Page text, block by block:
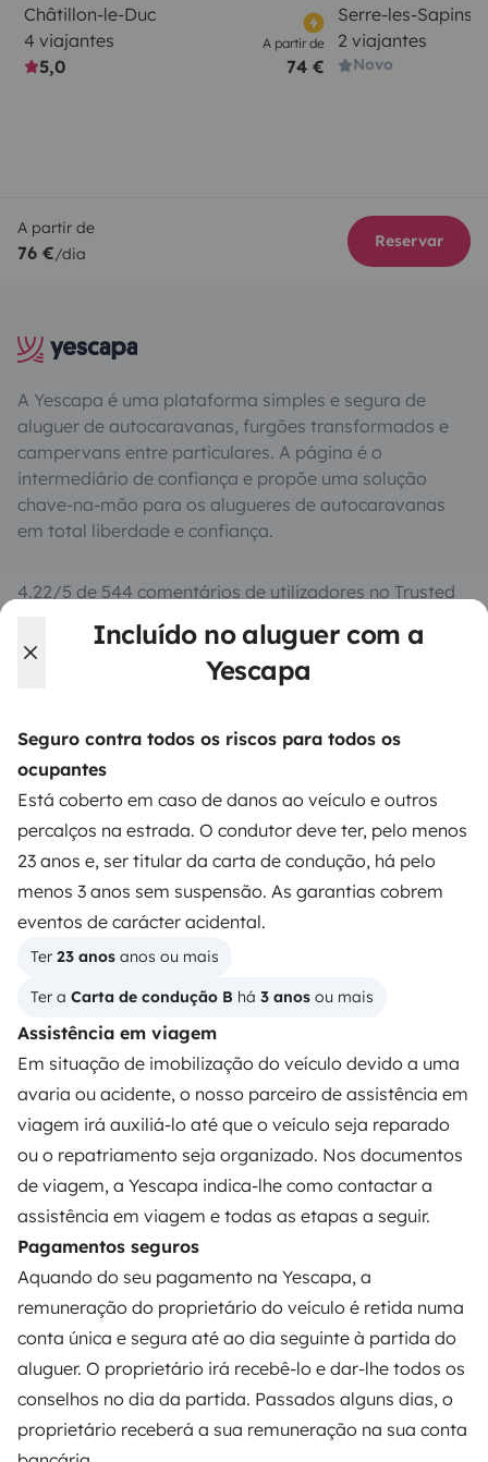
Incluído no aluguer com a
Yescapa
Seguro contra todos os riscos para todos os
ocupantes
Está coberto em caso de danos ao veículo e outros
percalços na estrada. O condutor deve ter, pelo menos
23 anos e, ser titular da carta de condução, há pelo
menos 3 anos sem suspensão. As garantias cobrem
eventos de carácter acidental.
Ter 23 anos anos ou mais
Ter a Carta de condução B há 3 anos ou mais
Assistência em viagem
Em situação de imobilização do veículo devido a uma
avaria ou acidente, o nosso parceiro de assistência em
viagem irá auxiliá-lo até que o veículo seja reparado
ou o repatriamento seja organizado. Nos documentos
de viagem, a Yescapa indica-lhe como contactar a
assistência em viagem e todas as etapas a seguir.
Pagamentos seguros
Aquando do seu pagamento na Yescapa, a
remuneração do proprietário do veículo é retida numa
conta única e segura até ao dia seguinte à partida do
aluguer. O proprietário irá recebê-lo e dar-lhe todos os
conselhos no dia da partida. Passados alguns dias, o
proprietário receberá a sua remuneração na sua conta
Châtillon-le-Duc
4 viajantes
5,0
A partir de
74 €
Serre-les-Sapins
2 viajantes
Novo
A partir de
76 €/dia
Reservar
A Yescapa é uma plataforma simples e segura de
aluguer de autocaravanas, furgões transformados e
campervans entre particulares. A página é o
intermediário de confiança e propõe uma solução
chave-na-mão para os alugueres de autocaravanas
em total liberdade e confiança.
4.22/5 de 544 comentários de utilizadores no Trusted
Facebook
ALUGUER DE AUTOCARAVANAS
Como funciona?
Alugar uma autocaravana
Primeiros passos de autocaravana
Os comentários dos nossos utilizadores
Ajuda locatário
PROPRIETÁRIOS
Criar um anúncio
Contrato de aluguer
Seguro de aluguer
Assistências de aluguer
Ajuda proprietário
Modos de pagamento seguros